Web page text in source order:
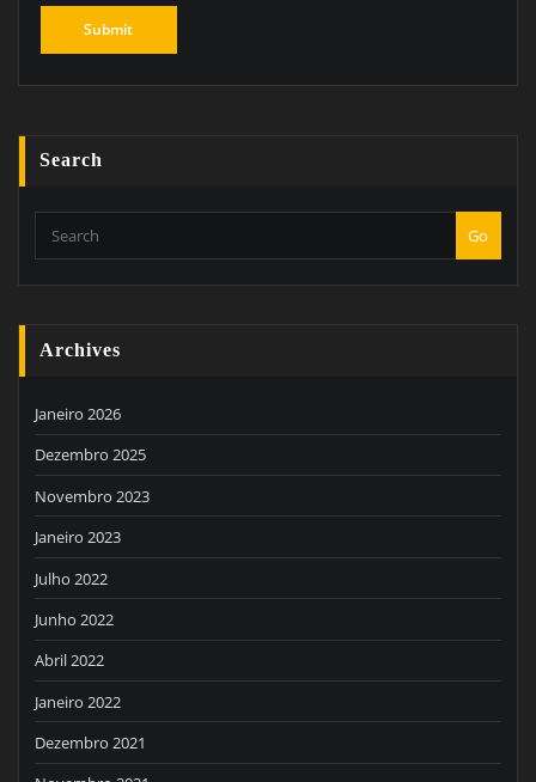
Search
Go
Archives
Janeiro 2026
Dezembro 2025
Novembro 2023
Janeiro 2023
Julho 2022
Junho 2022
Abril 2022
Janeiro 2022
Dezembro 2021